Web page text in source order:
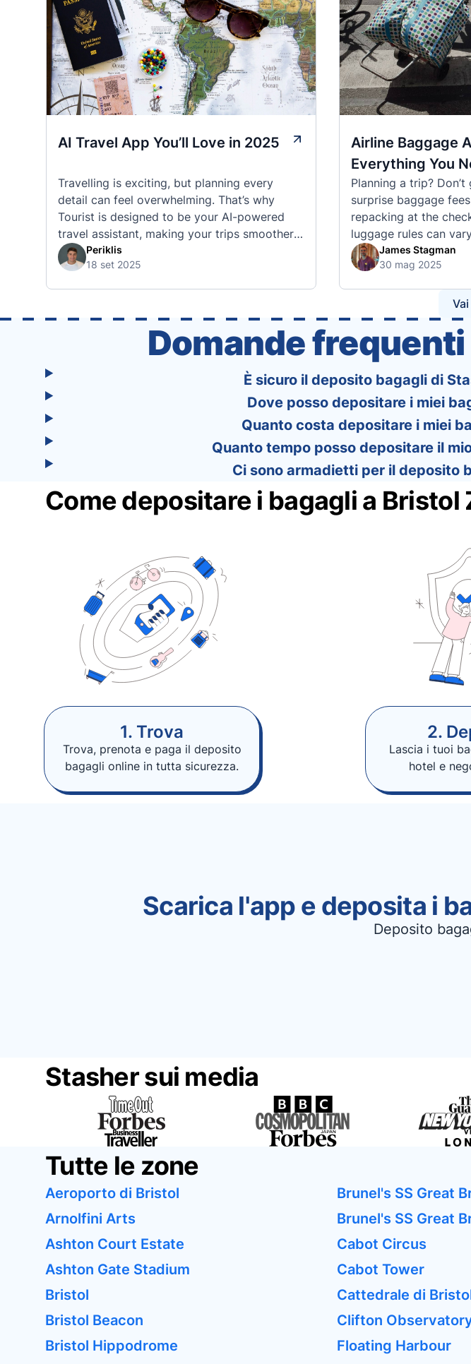
AI Travel App You’ll Love in 2025
Travelling is exciting, but planning every
detail can feel overwhelming. That’s why
Tourist is designed to be your AI-powered
travel assistant, making your trips smoother,
smarter, and stress-free. 🧭 What Makes the
Tourist App Unique? Unlike standard travel
trip planning becomes as exciting …
Periklis
18 set 2025
Airline Baggage
Everything You
Before You Fly
Planning a trip?
surprise baggage
repacking at the
luggage rules can
the same country or
we’ve created a
policies of over 30
James Stagman
30 mag 2025
Domande
È sicuro il deposito bagagli di
Dove posso depositare i miei
Quanto costa depositare i miei
Quanto tempo posso depositare il
Ci sono armadietti per il deposito
Come depositare i bagagli a Bristol
1. Trova
Trova, prenota e paga il deposito
bagagli online in tutta sicurezza.
2.
Lascia i tuoi
hotel e
Scarica l'app e deposita i
Deposito
Stasher sui media
Tutte le zone
Aeroporto di Bristol
Arnolfini Arts
Ashton Court Estate
Ashton Gate Stadium
Bristol
Bristol Beacon
Bristol Hippodrome
Brunel's SS Great
Brunel's SS Great
Cabot Circus
Cabot Tower
Cattedrale di
Clifton
Floating Harbour